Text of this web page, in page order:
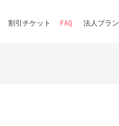
割引チケット FAQ 法人プラン